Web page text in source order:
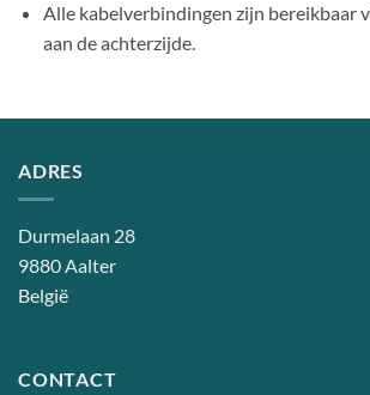
Alle kabelverbindingen zijn bereikbaar
aan de achterzijde.
ADRES
Durmelaan 28
9880 Aalter
België
CONTACT